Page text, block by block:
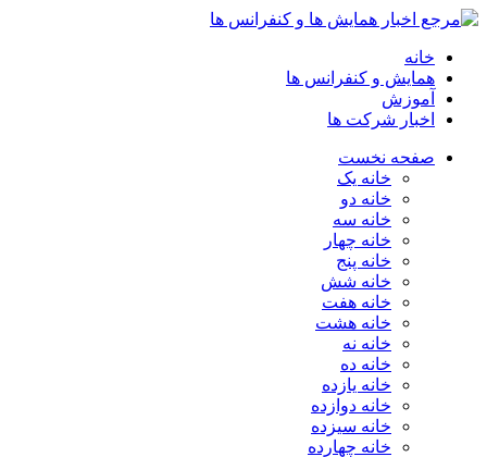
خانه
همایش و کنفرانس ها
آموزش
اخبار شرکت ها
صفحه نخست
خانه یک
خانه دو
خانه سه
خانه چهار
خانه پنج
خانه شش
خانه هفت
خانه هشت
خانه نه
خانه ده
خانه یازده
خانه دوازده
خانه سیزده
خانه چهارده